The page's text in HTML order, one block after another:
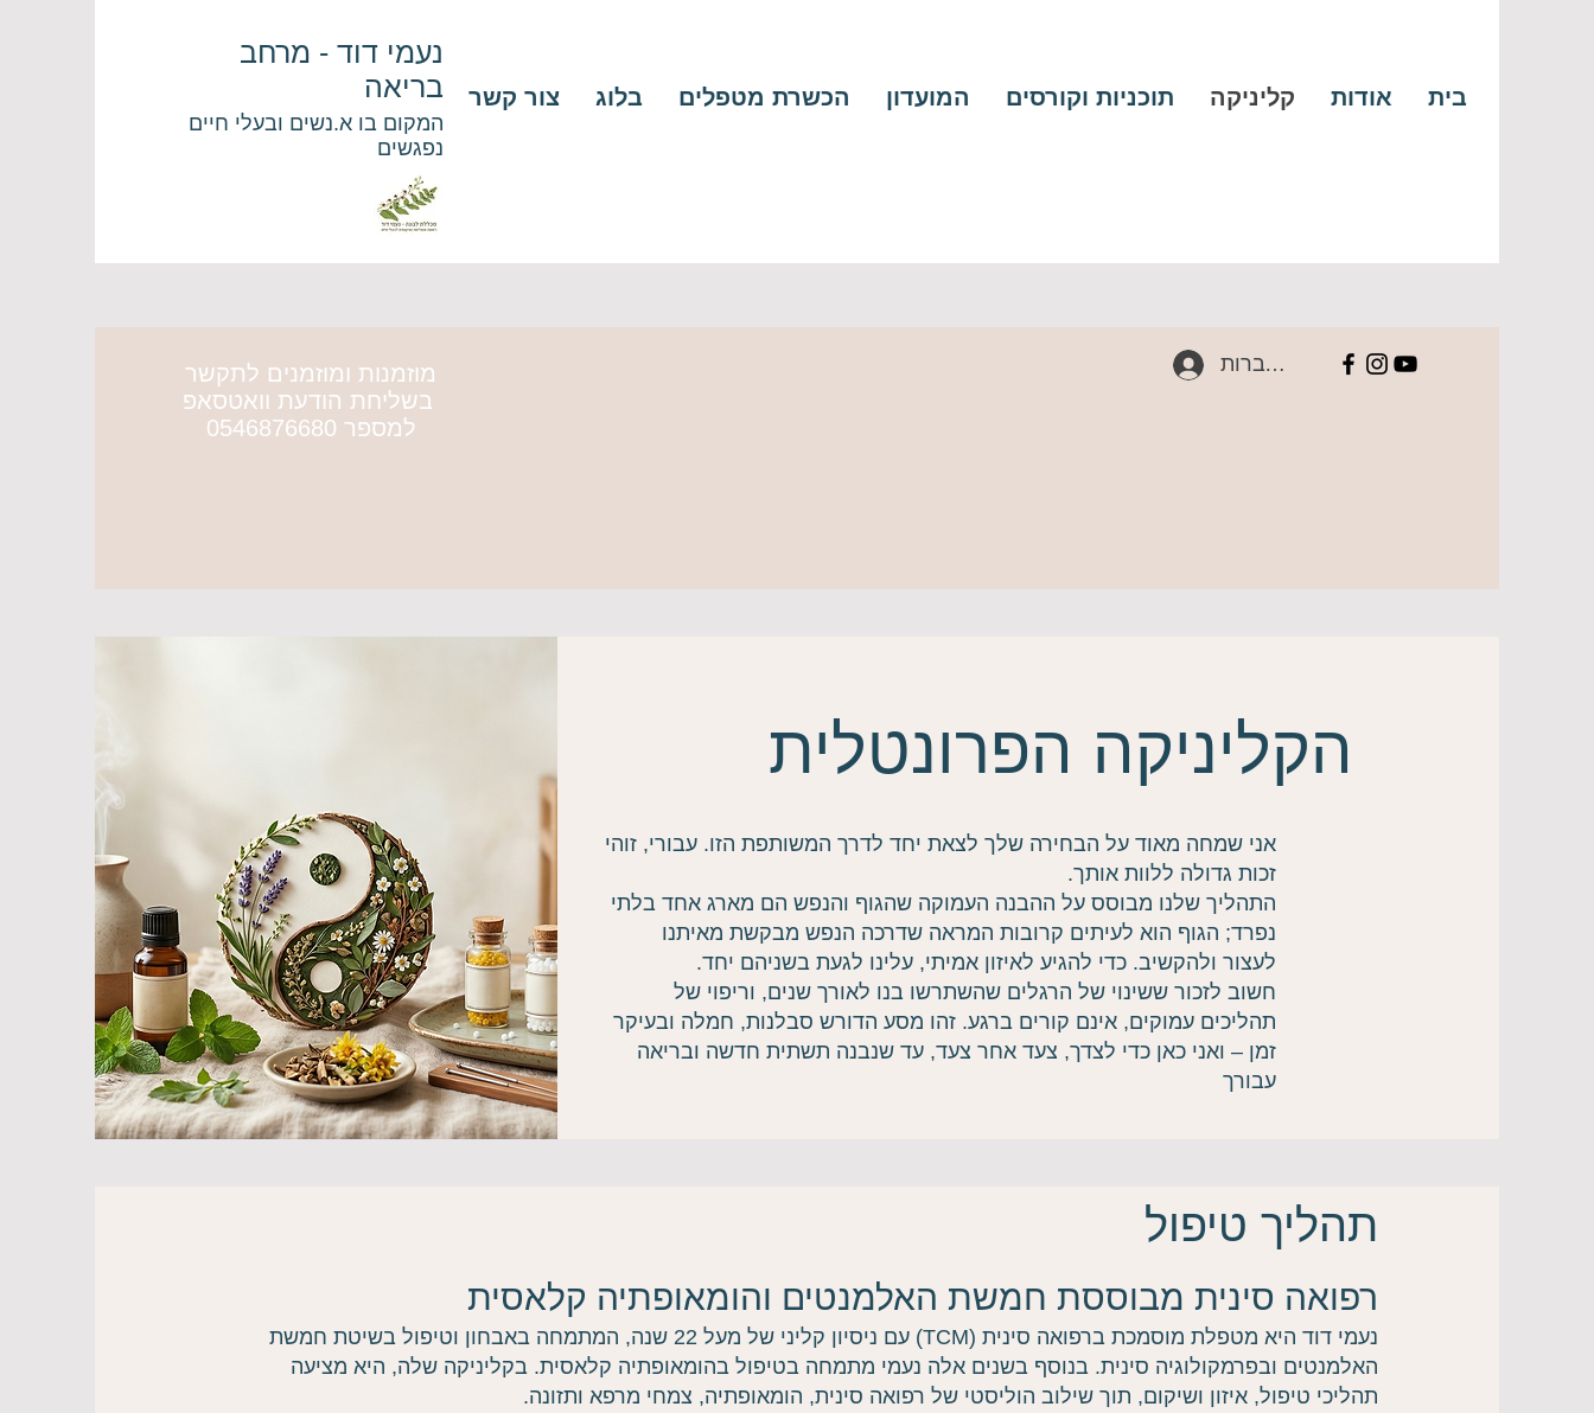
נעמי דוד - מרחב
בריאה
המקום בו א.נשים ובעלי חיים
נפגשים
בית אודות קליניקה תוכניות וקורסים המועדון הכשרת מטפלים בלוג צור קשר
מוזמנות ומוזמנים לתקשר
בשליחת הודעת וואטסאפ
למספר 0546876680
להתחברות
הקליניקה הפרונטלית
אני שמחה מאוד על הבחירה שלך לצאת יחד לדרך המשותפת הזו. עבורי, זוהי
זכות גדולה ללוות אותך.
התהליך שלנו מבוסס על ההבנה העמוקה שהגוף והנפש הם מארג אחד בלתי
נפרד; הגוף הוא לעיתים קרובות המראה שדרכה הנפש מבקשת מאיתנו
לעצור ולהקשיב. כדי להגיע לאיזון אמיתי, עלינו לגעת בשניהם יחד.
חשוב לזכור ששינוי של הרגלים שהשתרשו בנו לאורך שנים, וריפוי של
תהליכים עמוקים, אינם קורים ברגע. זהו מסע הדורש סבלנות, חמלה ובעיקר
זמן – ואני כאן כדי לצדך, צעד אחר צעד, עד שנבנה תשתית חדשה ובריאה
עבורך
תהליך טיפול
רפואה סינית מבוססת חמשת האלמנטים והומאופתיה קלאסית
נעמי דוד היא מטפלת מוסמכת ברפואה סינית (TCM) עם ניסיון קליני של מעל 22 שנה, המתמחה באבחון וטיפול בשיטת חמשת
האלמנטים ובפרמקולוגיה סינית. בנוסף בשנים אלה נעמי מתמחה בטיפול בהומאופתיה קלאסית. בקליניקה שלה, היא מציעה
תהליכי טיפול, איזון ושיקום, תוך שילוב הוליסטי של רפואה סינית, הומאופתיה, צמחי מרפא ותזונה.